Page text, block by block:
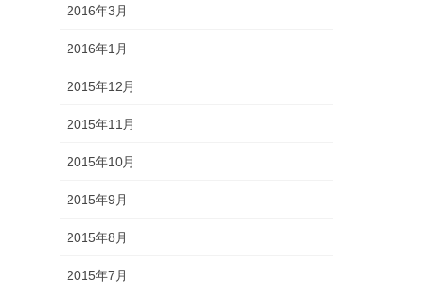
2016年3月
2016年1月
2015年12月
2015年11月
2015年10月
2015年9月
2015年8月
2015年7月